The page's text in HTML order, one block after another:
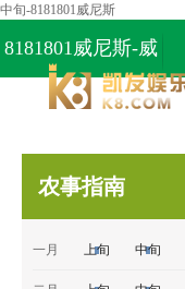
中旬-8181801威尼斯
8181801威尼斯-威
尼斯87978797
农事指南
一月 上旬 中旬